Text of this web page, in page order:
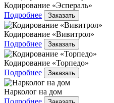
Кодирование «Эспераль»
Подробнее
Заказать
Кодирование «Вивитрол»
Подробнее
Заказать
Кодирование «Торпедо»
Подробнее
Заказать
Нарколог на дом
Подробнее